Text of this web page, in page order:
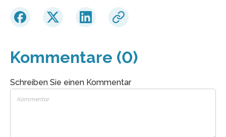
Kommentare (0)
Schreiben Sie einen Kommentar